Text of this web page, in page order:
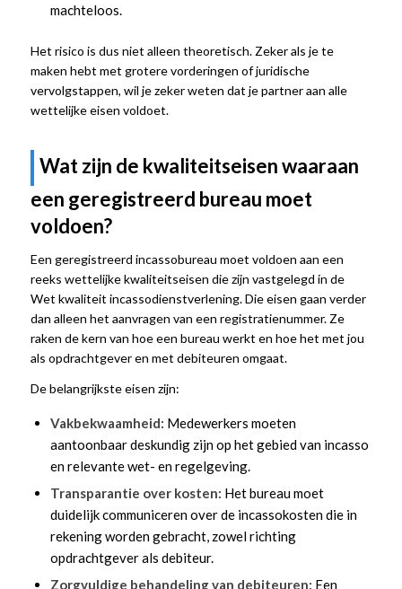
machteloos.
Het risico is dus niet alleen theoretisch. Zeker als je te
maken hebt met grotere vorderingen of juridische
vervolgstappen, wil je zeker weten dat je partner aan alle
wettelijke eisen voldoet.
Wat zijn de kwaliteitseisen waaraan
een geregistreerd bureau moet
voldoen?
Een geregistreerd incassobureau moet voldoen aan een
reeks wettelijke kwaliteitseisen die zijn vastgelegd in de
Wet kwaliteit incassodienstverlening. Die eisen gaan verder
dan alleen het aanvragen van een registratienummer. Ze
raken de kern van hoe een bureau werkt en hoe het met jou
als opdrachtgever en met debiteuren omgaat.
De belangrijkste eisen zijn:
Vakbekwaamheid: Medewerkers moeten
aantoonbaar deskundig zijn op het gebied van incasso
en relevante wet- en regelgeving.
Transparantie over kosten: Het bureau moet
duidelijk communiceren over de incassokosten die in
rekening worden gebracht, zowel richting
opdrachtgever als debiteur.
Zorgvuldige behandeling van debiteuren: Een